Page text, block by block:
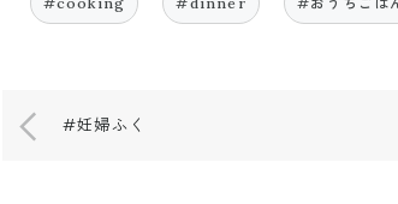
#妊婦ふく